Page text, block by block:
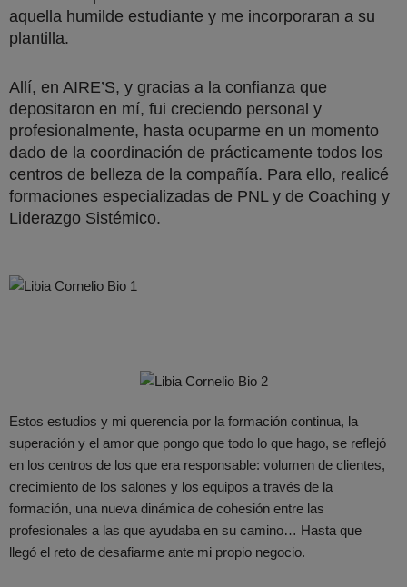
aquella humilde estudiante y me incorporaran a su
plantilla.
Allí, en AIRE’S, y gracias a la confianza que
depositaron en mí, fui creciendo personal y
profesionalmente, hasta ocuparme en un momento
dado de la coordinación de prácticamente todos los
centros de belleza de la compañía. Para ello, realicé
formaciones especializadas de PNL y de Coaching y
Liderazgo Sistémico.
Estos estudios y mi querencia por la formación continua, la
superación y el amor que pongo que todo lo que hago, se reflejó
en los centros de los que era responsable: volumen de clientes,
crecimiento de los salones y los equipos a través de la
formación, una nueva dinámica de cohesión entre las
profesionales a las que ayudaba en su camino… Hasta que
llegó el reto de desafiarme ante mi propio negocio.